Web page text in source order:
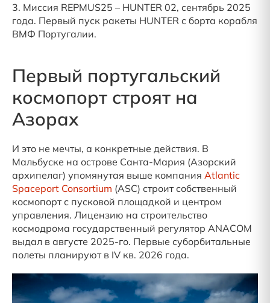
3. Миссия REPMUS25 – HUNTER 02, сентябрь 2025
года. Первый пуск ракеты HUNTER с борта корабля
ВМФ Португалии.
Первый португальский
космопорт строят на
Азорах
И это не мечты, а конкретные действия. В
Мальбуске на острове Санта-Мария (Азорский
архипелаг) упомянутая выше компания Atlantic
Spaceport Consortium (ASC) строит собственный
космопорт с пусковой площадкой и центром
управления. Лицензию на строительство
космодрома государственный регулятор ANACOM
выдал в августе 2025-го. Первые суборбитальные
полеты планируют в IV кв. 2026 года.